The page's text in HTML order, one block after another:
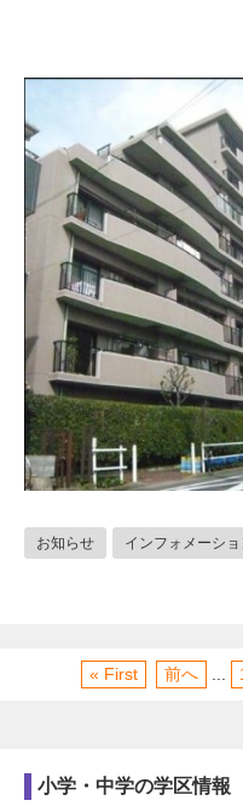
お知らせ インフォメーショ
« First 前へ
小学・中学の学区情報